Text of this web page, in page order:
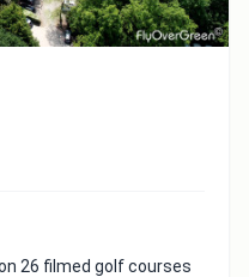
26 filmed golf courses